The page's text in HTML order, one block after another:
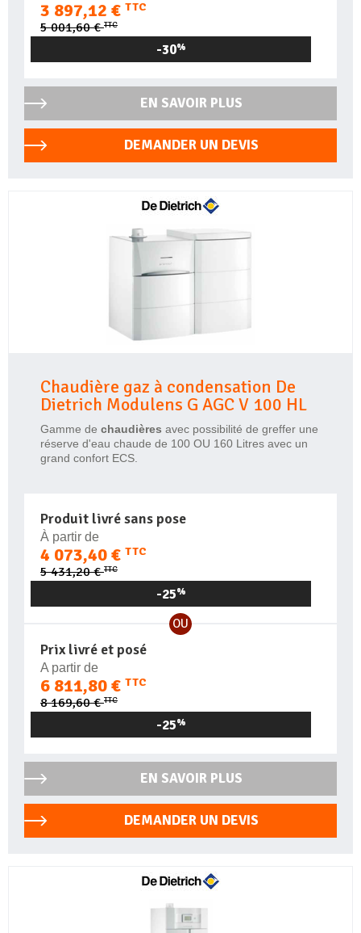
3 897,12 € TTC
5 001,60 €TTC
-30%
EN SAVOIR PLUS
DEMANDER UN DEVIS
Chaudière gaz à condensation De
Dietrich Modulens G AGC V 100 HL
Gamme de chaudières avec possibilité de greffer une
réserve d'eau chaude de 100 OU 160 Litres avec un
grand confort ECS.
Produit livré sans pose
À partir de
4 073,40 € TTC
5 431,20 €TTC
-25%
OU
Prix livré et posé
A partir de
6 811,80 € TTC
8 169,60 €TTC
-25%
EN SAVOIR PLUS
DEMANDER UN DEVIS